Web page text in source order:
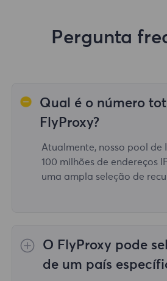
Pergunta
Qual é o número
FlyProxy?
Atualmente, nosso pool de
100 milhões de endereços
uma ampla seleção de
O FlyProxy pode
de um país